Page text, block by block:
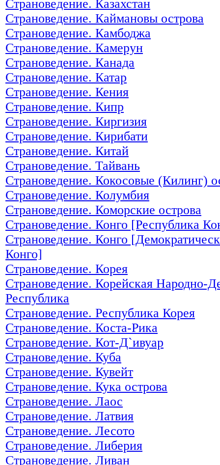
Страноведение. Казахстан
Страноведение. Каймановы острова
Страноведение. Камбоджа
Страноведение. Камерун
Страноведение. Канада
Страноведение. Катар
Страноведение. Кения
Страноведение. Кипр
Страноведение. Киргизия
Страноведение. Кирибати
Страноведение. Китай
Страноведение. Тайвань
Страноведение. Кокосовые (Килинг)
Страноведение. Колумбия
Страноведение. Коморские острова
Страноведение. Конго [Республика
Страноведение. Конго
Конго]
Страноведение. Корея
Страноведение. Корейская Народно-
Республика
Страноведение. Республика Корея
Страноведение. Коста-Рика
Страноведение. Кот-Д`ивуар
Страноведение. Куба
Страноведение. Кувейт
Страноведение. Кука острова
Страноведение. Лаос
Страноведение. Латвия
Страноведение. Лесото
Страноведение. Либерия
Страноведение. Ливан